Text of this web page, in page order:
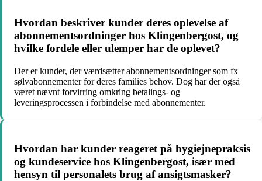
Hvordan beskriver kunder deres oplevelse af
abonnementsordninger hos Klingenbergost, og
hvilke fordele eller ulemper har de oplevet?
Der er kunder, der værdsætter abonnementsordninger som fx
sølvabonnementer for deres families behov. Dog har der også
været nævnt forvirring omkring betalings- og
leveringsprocessen i forbindelse med abonnementer.
Hvordan har kunder reageret på hygiejnepraksis
og kundeservice hos Klingenbergost, især med
hensyn til personalets brug af ansigtsmasker?